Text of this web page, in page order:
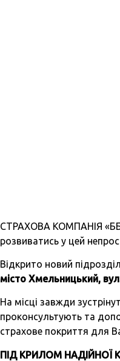
СТРАХОВА КОМПАНІЯ
розвиватись у цей
Відкрито новий
місто Хмельницький,
На місці завжди
проконсультують та
страхове покриття для
ПІД КРИЛОМ НАДІЙНОЇ